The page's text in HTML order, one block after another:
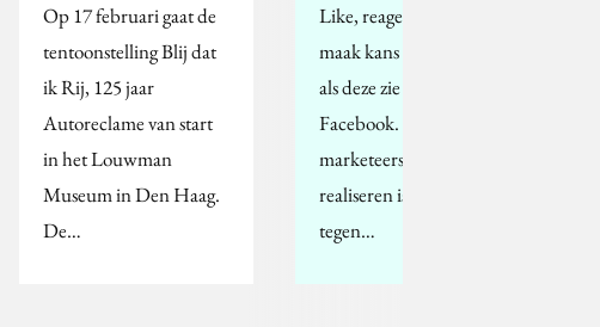
Op 17 februari gaat de
tentoonstelling Blij dat
ik Rij, 125 jaar
Autoreclame van start
in het Louwman
Museum in Den Haag.
De…
Like, reageer, deel, en
maak kans op… Acties
als deze zie je veel op
Facebook. Wat veel
marketeers zich niet
realiseren is dat dit
tegen…